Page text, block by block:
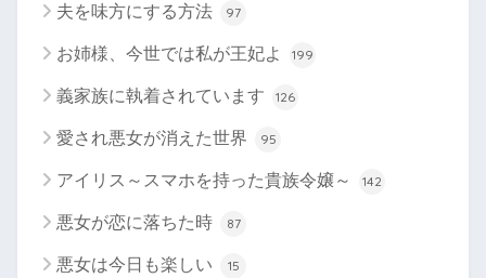
夫を味方にする方法 97
お姉様、今世では私が王妃よ 199
義家族に執着されています 126
愛され悪女が消えた世界 95
アイリス～スマホを持った貴族令嬢～ 142
悪女が恋に落ちた時 87
悪女は今日も楽しい 15